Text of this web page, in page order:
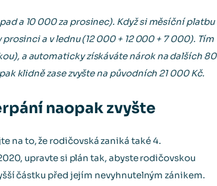
a 10 000 za prosinec). Když si měsíční platbu
a v lednu (12 000 + 12 000 + 7 000). Tím
a automaticky získáváte nárok na dalších 80
klidně zase zvyšte na původních 21 000 Kč.
naopak zvyšte
na to, že rodičovská zaniká také 4.
upravte si plán tak, abyste rodičovskou
částku před jejím nevyhnutelným zánikem.